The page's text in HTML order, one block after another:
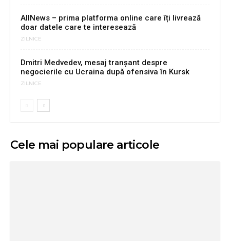
AllNews – prima platforma online care îți livrează
doar datele care te interesează
ZILNICE
Dmitri Medvedev, mesaj tranșant despre
negocierile cu Ucraina după ofensiva în Kursk
ZILNICE
Cele mai populare articole